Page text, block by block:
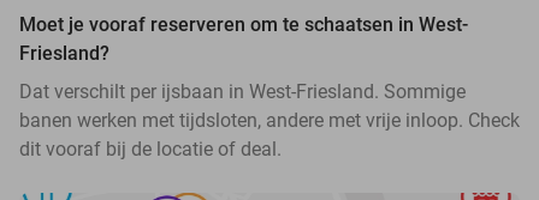
Moet je vooraf reserveren om te schaatsen in West-
Friesland?
Dat verschilt per ijsbaan in West-Friesland. Sommige
banen werken met tijdsloten, andere met vrije inloop. Check
dit vooraf bij de locatie of deal.